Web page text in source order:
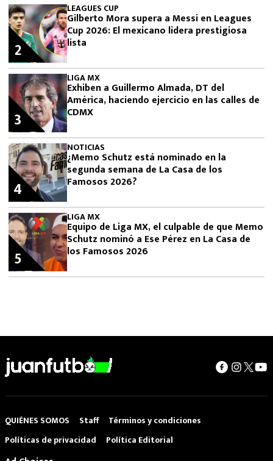
LEAGUES CUP
Gilberto Mora supera a Messi en Leagues
Cup 2026: El mexicano lidera prestigiosa
lista
2
LIGA MX
Exhiben a Guillermo Almada, DT del
América, haciendo ejercicio en las calles de
CDMX
3
NOTICIAS
¿Memo Schutz está nominado en la
segunda semana de La Casa de los
Famosos 2026?
4
LIGA MX
Equipo de Liga MX, el culpable de que Memo
Schutz nominó a Ese Pérez en La Casa de
los Famosos 2026
5
QUIÉNES SOMOS Staff
Términos y condiciones
Políticas de privacidad
Política Editorial